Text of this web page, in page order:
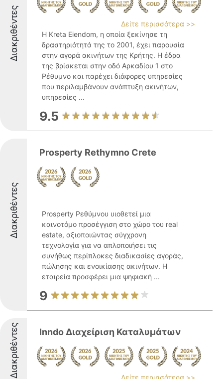
Διακριθέντες
Δείτε περισσότερα >>
Η Kreta Eiendom, η οποία ξεκίνησε τη
δραστηριότητά της το 2001, έχει παρουσία
στην αγορά ακινήτων της Κρήτης. Η έδρα
της βρίσκεται στην οδό Αρκαδίου 1 στο
Ρέθυμνο και παρέχει διάφορες υπηρεσίες
που περιλαμβάνουν ανάπτυξη ακινήτων,
υπηρεσίες ...
9.5
Διακριθέντες
Prosperty Rethymno Crete
Prosperty Ρεθύμνου υιοθετεί μια
καινοτόμο προσέγγιση στο χώρο του real
estate, αξιοποιώντας σύγχρονη
τεχνολογία για να απλοποιήσει τις
συνήθως περίπλοκες διαδικασίες αγοράς,
πώλησης και ενοικίασης ακινήτων. Η
εταιρεία προσφέρει μια ψηφιακή ...
9
Διακριθέντες Inndo Διαχείριση Καταλυμάτων
Δείτε περισσότερα >>